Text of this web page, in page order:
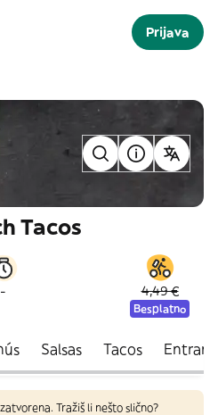
Prijava
Tacos
- 4,49 €
Besplatno
Salsas Tacos
Tražiš li nešto slično?